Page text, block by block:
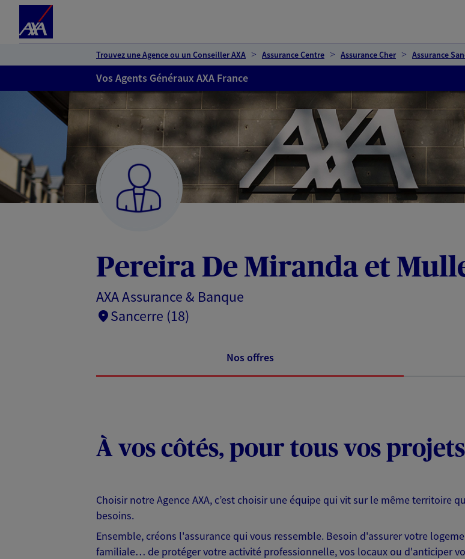
Trouvez une Agence ou un Conseiller AXA Assurance Centre Assurance Cher Assurance
Vos Agents Généraux AXA France
Pereira De Miranda et
AXA Assurance & Banque
Sancerre (18)
Nos offres
À vos côtés, pour tous vos projets
Choisir notre Agence AXA, c’est choisir une équipe qui vit sur le même territoire
besoins.
Ensemble, créons l'assurance qui vous ressemble. Besoin d'assurer votre
familiale… de protéger votre activité professionnelle, vos locaux ou d'anticiper